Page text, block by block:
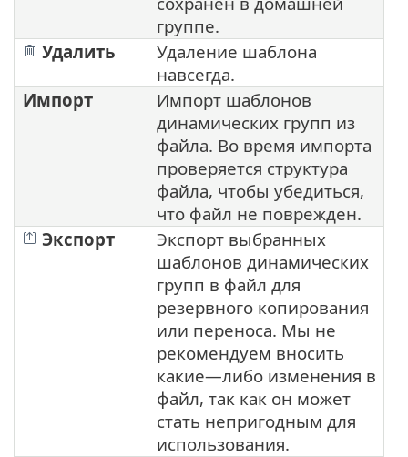
группе.
Удалить
Удаление шаблона
навсегда.
Импорт
Импорт шаблонов
динамических групп из
файла. Во время импорта
проверяется структура
файла, чтобы убедиться,
что файл не поврежден.
Экспорт
Экспорт выбранных
шаблонов динамических
групп в файл для
резервного копирования
или переноса. Мы не
рекомендуем вносить
какие—либо изменения в
файл, так как он может
стать непригодным для
использования.